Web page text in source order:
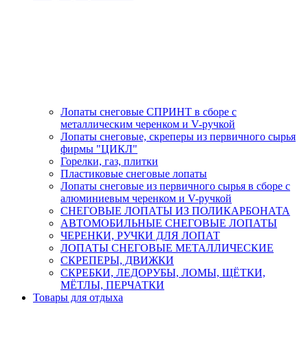
Лопаты снеговые СПРИНТ в сборе с
металлическим черенком и V-ручкой
Лопаты снеговые, скреперы из первичного сырья
фирмы "ЦИКЛ"
Горелки, газ, плитки
Пластиковые снеговые лопаты
Лопаты снеговые из первичного сырья в сборе с
алюминиевым черенком и V-ручкой
СНЕГОВЫЕ ЛОПАТЫ ИЗ ПОЛИКАРБОНАТА
АВТОМОБИЛЬНЫЕ СНЕГОВЫЕ ЛОПАТЫ
ЧЕРЕНКИ, РУЧКИ ДЛЯ ЛОПАТ
ЛОПАТЫ СНЕГОВЫЕ МЕТАЛЛИЧЕСКИЕ
СКРЕПЕРЫ, ДВИЖКИ
СКРЕБКИ, ЛЕДОРУБЫ, ЛОМЫ, ЩЁТКИ,
МЁТЛЫ, ПЕРЧАТКИ
Товары для отдыха